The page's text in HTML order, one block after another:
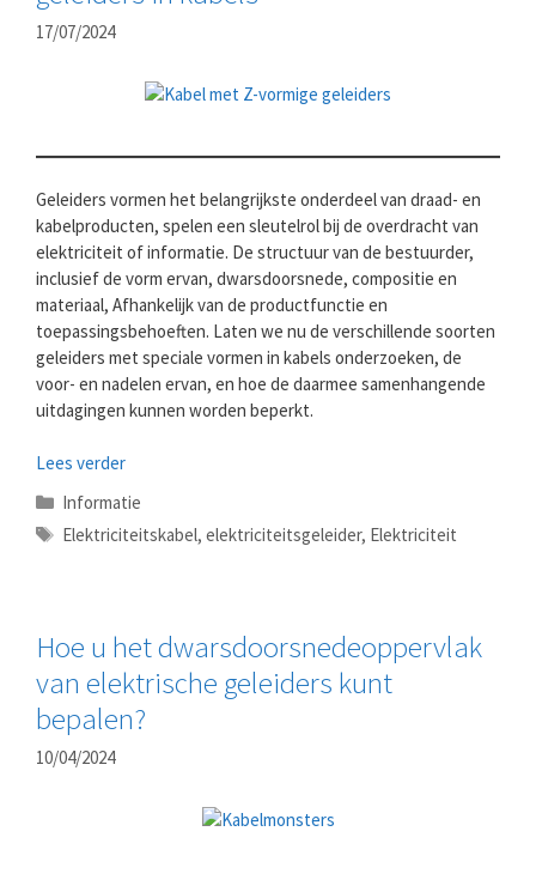
17/07/2024
Geleiders vormen het belangrijkste onderdeel van draad- en
kabelproducten, spelen een sleutelrol bij de overdracht van
elektriciteit of informatie. De structuur van de bestuurder,
inclusief de vorm ervan, dwarsdoorsnede, compositie en
materiaal, Afhankelijk van de productfunctie en
toepassingsbehoeften. Laten we nu de verschillende soorten
geleiders met speciale vormen in kabels onderzoeken, de
voor- en nadelen ervan, en hoe de daarmee samenhangende
uitdagingen kunnen worden beperkt.
Lees verder
Categorieën
Informatie
Tags
Elektriciteitskabel, elektriciteitsgeleider, Elektriciteit
Hoe u het dwarsdoorsnedeoppervlak
van elektrische geleiders kunt
bepalen?
10/04/2024